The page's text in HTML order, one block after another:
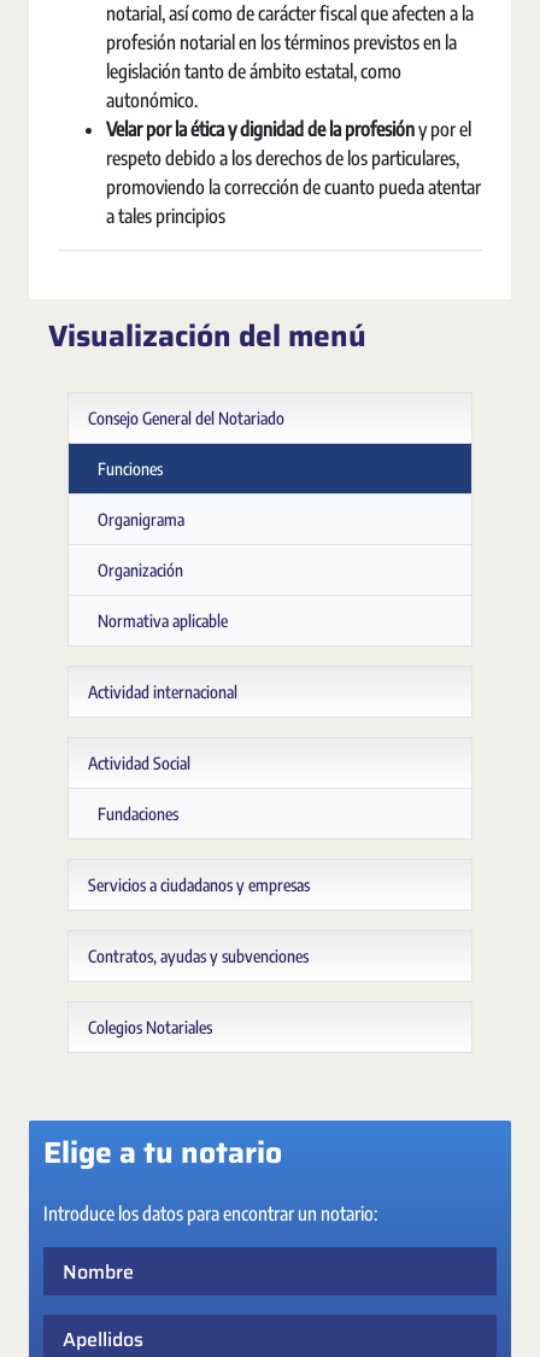
notarial, así como de carácter fiscal que afecten a la
profesión notarial en los términos previstos en la
legislación tanto de ámbito estatal, como
autonómico.
Velar por la ética y dignidad de la profesióny por el
respeto debido a los derechos de los particulares,
promoviendo la corrección de cuanto pueda atentar
a tales principios
Visualización del menú
Consejo General del Notariado
Funciones
Organigrama
Organización
Normativa aplicable
Actividad internacional
Actividad Social
Fundaciones
Servicios a ciudadanos y empresas
Contratos, ayudas y subvenciones
Colegios Notariales
Elige a tu notario
Introduce los datos para encontrar un notario: